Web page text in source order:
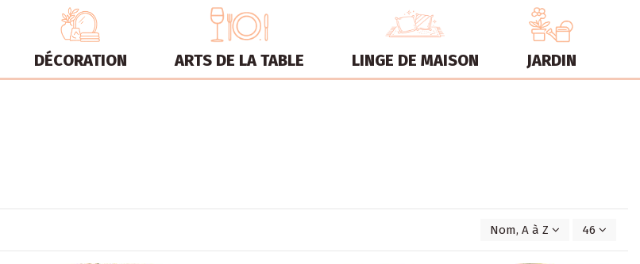
DÉCORATION ARTS DE LA TABLE LINGE DE MAISON JARDIN
Nom, A à Z 46